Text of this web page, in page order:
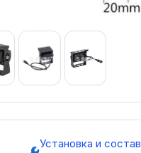
Установка и состав